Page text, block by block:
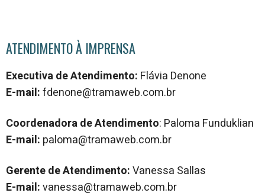
ATENDIMENTO À IMPRENSA
Executiva de Atendimento: Flávia Denone
E-mail:fdenone@tramaweb.com.br
Coordenadora de Atendimento: Paloma Funduklian
E-mail: paloma@tramaweb.com.br
Gerente de Atendimento:Vanessa Sallas
E-mail:vanessa@tramaweb.com.br